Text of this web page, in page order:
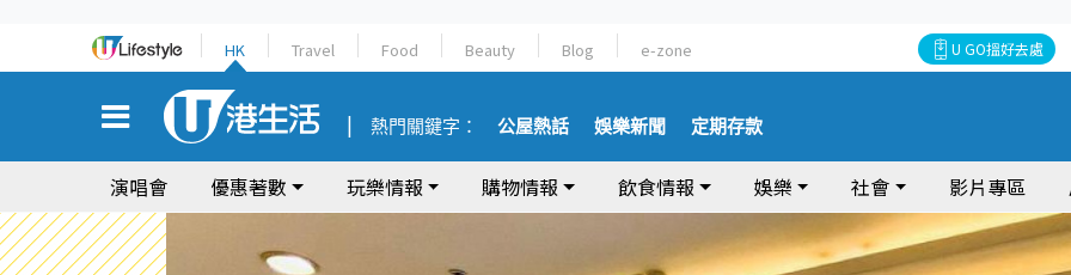
HK Travel Food Beauty Blog e-zone U GO搵好去處
熱門關鍵字： 公屋熱話 娛樂新聞 定期存款
演唱會 優惠著數 玩樂情報 購物情報 飲食情報 娛樂 社會 影片專區